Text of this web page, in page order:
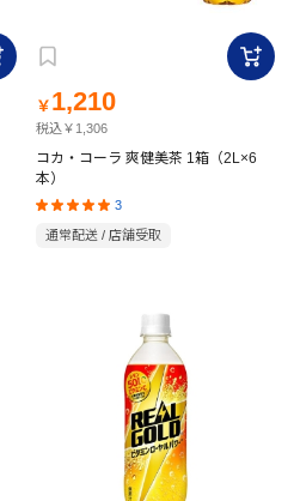
￥ 1,210
税込￥1,306
コカ・コーラ 爽健美茶 1箱（2L×6
本）
3
通常配送 / 店舗受取